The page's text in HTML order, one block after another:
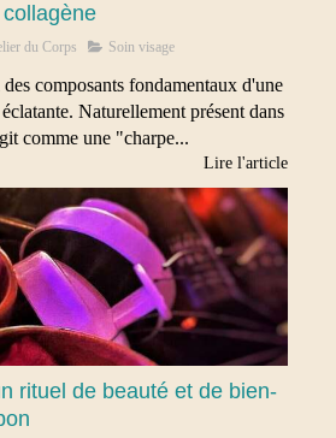
du Corps Soin visage
composants fondamentaux d'une
Naturellement présent dans
comme une "charpe...
Lire l'article
rituel de beauté et de bien-